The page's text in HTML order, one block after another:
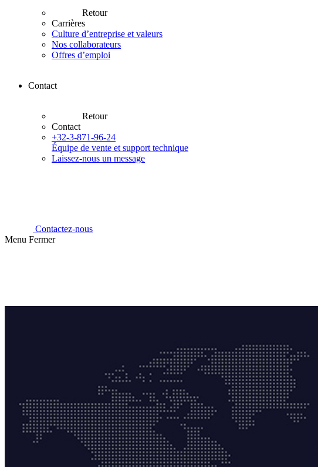
Retour
Carrières
Culture d’entreprise et valeurs
Nos collaborateurs
Offres d’emploi
Contact
Retour
Contact
+32-3-871-96-24
Équipe de vente et support technique
Laissez-nous un message
Contactez-nous
Menu Fermer